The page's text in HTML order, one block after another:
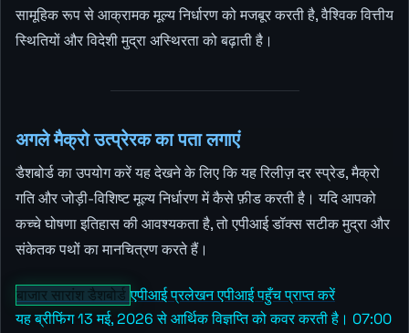
सामूहिक रूप से आक्रामक मूल्य निर्धारण को मजबूर करती है, वैश्विक वित्तीय
स्थितियों और विदेशी मुद्रा अस्थिरता को बढ़ाती है।
अगले मैक्रो उत्प्रेरक का पता लगाएं
डैशबोर्ड का उपयोग करें यह देखने के लिए कि यह रिलीज़ दर स्प्रेड, मैक्रो
गति और जोड़ी-विशिष्ट मूल्य निर्धारण में कैसे फ़ीड करती है। यदि आपको
कच्चे घोषणा इतिहास की आवश्यकता है, तो एपीआई डॉक्स सटीक मुद्रा और
संकेतक पथों का मानचित्रण करते हैं।
बाजार सारांश डैशबोर्ड एपीआई प्रलेखनएपीआई पहुँच प्राप्त करें
यह ब्रीफिंग 13 मई, 2026 से आर्थिक विज्ञप्ति को कवर करती है। 07:00